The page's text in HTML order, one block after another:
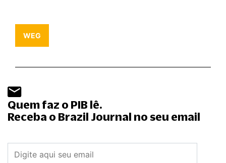
WEG
Quem faz o PIB lê.
Receba o Brazil Journal no seu email